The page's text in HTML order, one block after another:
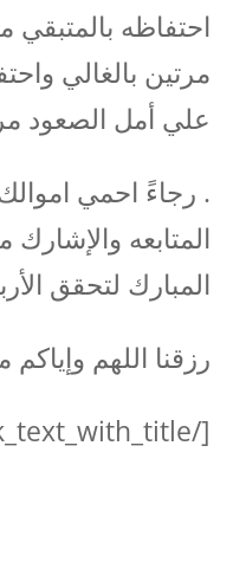
احتفاظه بالمتبقي
مرتين بالغالي
علي أمل الصعود
‏. رجاءً احمي
المتابعه والإشارك
المبارك لتحقق
‏رزقنا اللهم
[/td_block_text_with_title]